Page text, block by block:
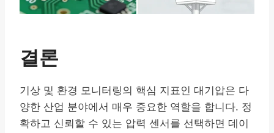
결론
기상 및 환경 모니터링의 핵심 지표인 대기압은 다
양한 산업 분야에서 매우 중요한 역할을 합니다. 정
확하고 신뢰할 수 있는 압력 센서를 선택하면 데이